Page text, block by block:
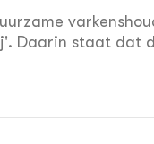
Daarin staat dat